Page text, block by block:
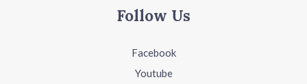
Follow Us
Facebook
Youtube